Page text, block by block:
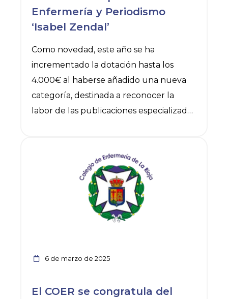
la atención sanitaria en el siglo
Enfermería y Periodismo
‘Isabel Zendal’
Como novedad, este año se ha
incrementado la dotación hasta los
4.000€ al haberse añadido una nueva
categoría, destinada a reconocer la
labor de las publicaciones especializadas
Estos galardones se estructuran en
cuatro categorías, que recibirán 1.000 €
cada una: prensa escrita, prensa
sanitaria, radio/podcast y televisión.
Madrid, marzo de 2025.- El Consejo
y Periodismo “Isabel Zendal”, con cuyos
y reconocer la labor de los periodistas y
6 de marzo de 2025
El COER se congratula del